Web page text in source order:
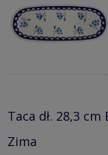
Taca dł. 28,3 cm
Zima